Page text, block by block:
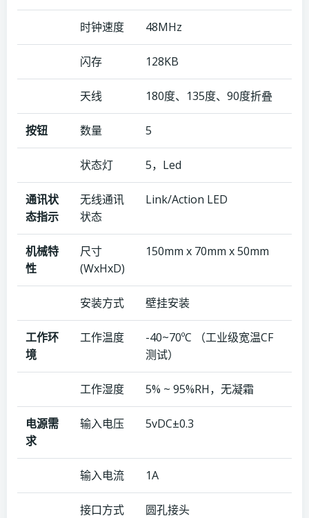
时钟速度 48MHz
闪存 128KB
天线 180度、135度、90度折叠
按钮 数量 5
状态灯 5，Led
通讯状
态指示
无线通讯
状态
Link/Action LED
机械特
性
尺寸
(WxHxD)
150mm x 70mm x 50mm
安装方式 壁挂安装
工作环
境
工作温度
-40~70ºC （工业级宽温CF
测试）
工作湿度 5% ~ 95%RH，无凝霜
电源需
求
输入电压 5vDC±0.3
输入电流 1A
接口方式 圆孔接头